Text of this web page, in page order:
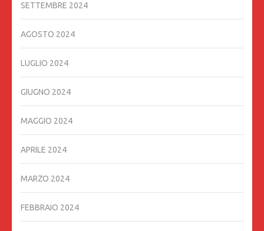
SETTEMBRE 2024
AGOSTO 2024
LUGLIO 2024
GIUGNO 2024
MAGGIO 2024
APRILE 2024
MARZO 2024
FEBBRAIO 2024